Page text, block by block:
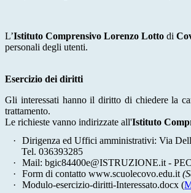
L’Istituto Comprensivo Lorenzo Lotto di
personali degli utenti.
Esercizio dei diritti
Gli interessati hanno il diritto di chiedere la
trattamento.
Le richieste vanno indirizzate all'Istituto
·
Dirigenza ed Uffici amministrativi: Via
Tel. 036393285
·
Mail: bgic84400e@ISTRUZIONE.it -
·
Form di contatto www.scuolecovo.edu.it
·
Modulo-esercizio-diritti-Interessato.docx (